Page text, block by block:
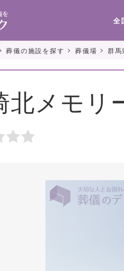
全
葬儀の施設を探す >葬儀場 > 群馬
北メモリ